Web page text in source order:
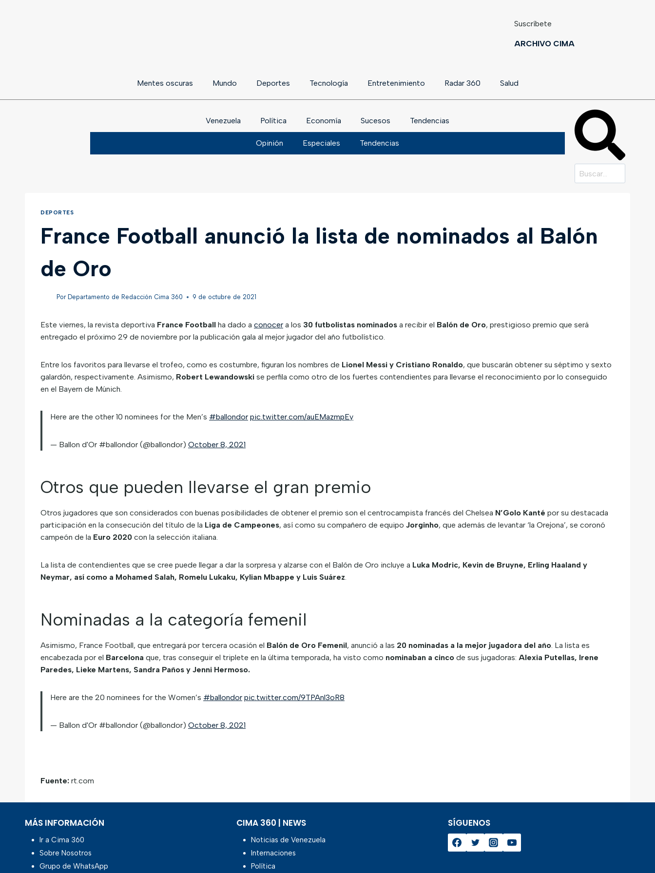
Suscríbete
ARCHIVO CIMA
Mentes oscuras Mundo Deportes Tecnología Entretenimiento Radar 360 Salud
Venezuela Política Economía Sucesos Tendencias
Opinión Especiales Tendencias
DEPORTES
France Football anunció la lista de nominados al Balón
de Oro
Por Departamento de Redacción Cima 360 9 de octubre de 2021
Este viernes, la revista deportiva France Football ha dado a conocer a los 30 futbolistas nominados a recibir el Balón de Oro, prestigioso premio que será
entregado el próximo 29 de noviembre por la publicación gala al mejor jugador del año futbolístico.
Entre los favoritos para llevarse el trofeo, como es costumbre, figuran los nombres de Lionel Messi y Cristiano Ronaldo, que buscarán obtener su séptimo y sexto
galardón, respectivamente. Asimismo, Robert Lewandowski se perfila como otro de los fuertes contendientes para llevarse el reconocimiento por lo conseguido
en el Bayern de Múnich.
Here are the other 10 nominees for the Men’s #ballondor pic.twitter.com/auEMazmpEy
— Ballon d'Or #ballondor (@ballondor) October 8, 2021
Otros que pueden llevarse el gran premio
Otros jugadores que son considerados con buenas posibilidades de obtener el premio son el centrocampista francés del Chelsea N’Golo Kanté por su destacada
participación en la consecución del título de la Liga de Campeones, así como su compañero de equipo Jorginho, que además de levantar ‘la Orejona’, se coronó
campeón de la Euro 2020 con la selección italiana.
La lista de contendientes que se cree puede llegar a dar la sorpresa y alzarse con el Balón de Oro incluye a Luka Modric, Kevin de Bruyne, Erling Haaland y
Neymar, así como a Mohamed Salah, Romelu Lukaku, Kylian Mbappe y Luis Suárez.
Nominadas a la categoría femenil
Asimismo, France Football, que entregará por tercera ocasión el Balón de Oro Femenil, anunció a las 20 nominadas a la mejor jugadora del año. La lista es
encabezada por el Barcelona que, tras conseguir el triplete en la última temporada, ha visto como nominaban a cinco de sus jugadoras: Alexia Putellas, Irene
Paredes, Lieke Martens, Sandra Paños y Jenni Hermoso.
Here are the 20 nominees for the Women’s #ballondor pic.twitter.com/9TPAnl3oR8
— Ballon d'Or #ballondor (@ballondor) October 8, 2021
Fuente: rt.com
MÁS INFORMACIÓN
Ir a Cima 360
Sobre Nosotros
Grupo de WhatsApp
CIMA 360 | NEWS
Noticias de Venezuela
Internaciones
Política
SÍGUENOS